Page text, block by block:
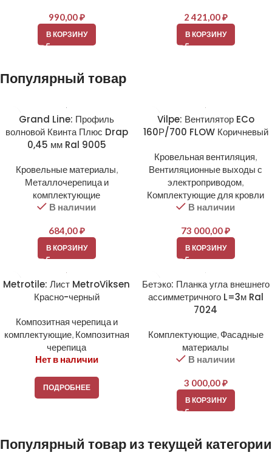
990,00₽
В КОРЗИНУ
2 421,00₽
В КОРЗИНУ
Популярный товар
Grand Line: Профиль
волновой Квинта Плюс Drap
0,45 мм Ral 9005
Кровельные материалы,
Металлочерепица и
комплектующие
В наличии
684,00₽
В КОРЗИНУ
Vilpe: Вентилятор ECo
160Р/700 FLOW Коричневый
Кровельная вентиляция,
Вентиляционные выходы с
электроприводом,
Комплектующие для кровли
В наличии
73 000,00₽
В КОРЗИНУ
Metrotile: Лист MetroViksen
Красно-черный
Композитная черепица и
комплектующие, Композитная
черепица
Нет в наличии
ПОДРОБНЕЕ
Бетэко: Планка угла внешнего
ассимметричного L=3м Ral
7024
Комплектующие, Фасадные
материалы
В наличии
3 000,00₽
В КОРЗИНУ
Популярный товар из текущей категории